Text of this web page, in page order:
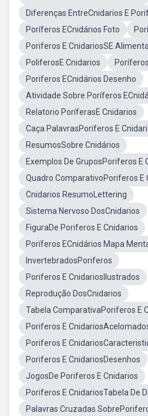
Diferenças EntreCnidarios E
Poríferos ECnidários Foto
Poriferos E CnidariosSE
PoliferosE Cnidarios
Poriferos ECnidários Desenho
Atividade Sobre Poríferos
Relatorio PoríferasE Cnidarios
Caça PalavrasPoriferos E
ResumosSobre Cnidários
Exemplos De GruposPoriferos E
Quadro ComparativoPoriferos E
Cnidarios ResumoLettering
Sistema Nervoso DosCnidarios
FiguraDe Poriferos E Cnidarios
Poríferos ECnidários Mapa
InvertebradosPoriferos
Poriferos E CnidariosIlustrados
Reprodução DosCnidarios
Tabela ComparativaPoriferos E
Poriferos E
Poriferos E
Poriferos E CnidariosDesenhos
JogosDe Poriferos E Cnidarios
Poriferos E CnidariosTabela De
Palavras Cruzadas